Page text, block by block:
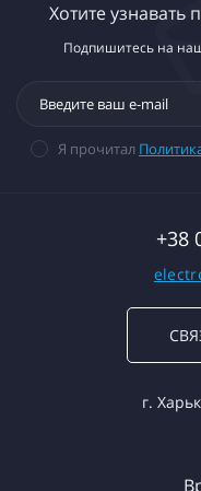
Хотите узнавать
Подпишитесь на
Я прочитал
+38
г.